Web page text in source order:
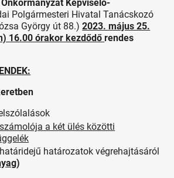
Képviselő-
Polgármesteri Hivatal Tanácskozó
György út 88.)2023. május 25.
16.00 órakor kezdődőrendes
a két ülés közötti
határozatok végrehajtásáról
)